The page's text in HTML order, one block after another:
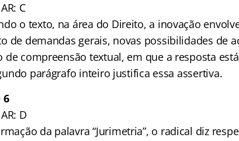
C
o texto, na área do Direito, a inovação
de demandas gerais, novas possibilidades de
de compreensão textual, em que a resposta
parágrafo inteiro justifica essa assertiva.
6
D
da palavra “Jurimetria”, o radical diz